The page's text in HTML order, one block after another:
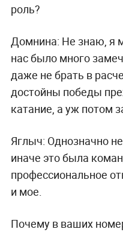
роль?
Домнина: Не знаю, я
нас было много
даже не брать в
достойны победы
катание, а уж потом
Яглыч: Однозначно
иначе это была
профессиональное
и мое.
Почему в ваших